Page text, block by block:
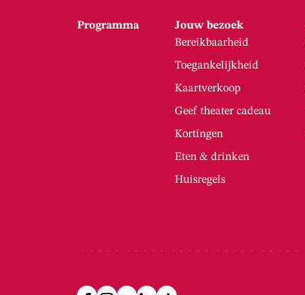
Programma Jouw bezoek
Bereikbaarheid
Toegankelijkheid
Kaartverkoop
Geef theater cadeau
Kortingen
Eten & drinken
Huisregels